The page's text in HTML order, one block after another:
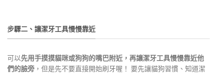
步驟二、讓潔牙工具慢慢靠近
可以先用手摸摸貓咪或狗狗的嘴巴附近，再讓潔牙工具慢慢靠近他
們的臉旁 ，但是先不要直接開始刷牙喔！ 要先讓貓狗習慣、知道潔